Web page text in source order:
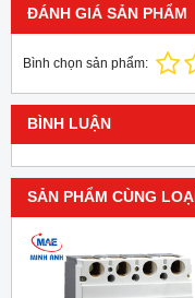
ĐÁNH GIÁ SẢN PHẨM
Bình chọn sản phẩm:
BÌNH LUẬN
SẢN PHẨM CÙNG LOẠI